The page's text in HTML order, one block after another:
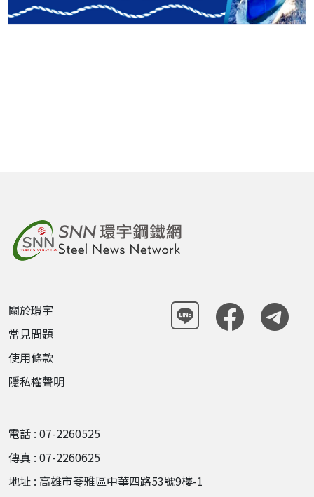
關於環宇
常見問題
使用條款
隱私權聲明
電話 : 07-2260525
傳真 : 07-2260625
地址 : 高雄市苓雅區中華四路53號9樓-1